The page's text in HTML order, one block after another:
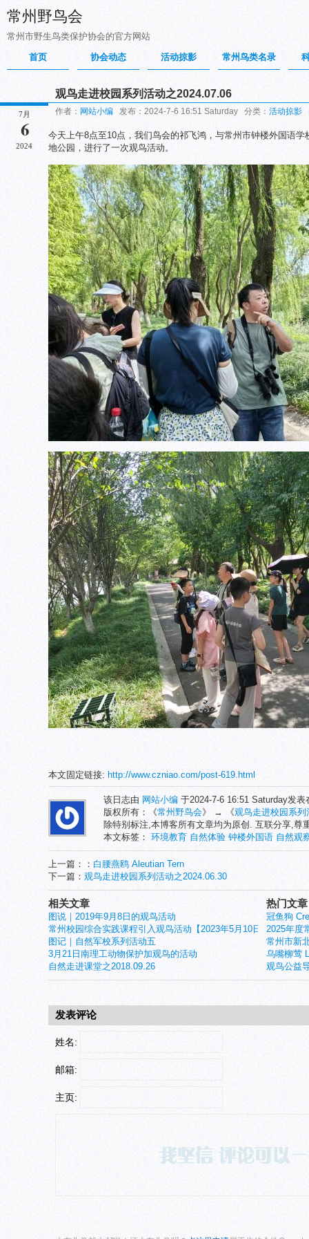
常州野鸟会
常州市野生鸟类保护协会的官方网站
首页
协会动态 活动掠影 常州鸟类名录
7月
6
2024
观鸟走进校园系列活动之2024.07.06
作者： 网站小编 发布：2024-7-6 16:51 Saturday 分类： 活动掠影
今天上午8点至10点，我们鸟会的祁飞鸿，与常州市钟楼外国语学
地公园，进行了一次观鸟活动。
本文固定链接: http://www.czniao.com/post-619.html
该日志由 网站小编 于2024-7-6 16:51 Saturday发
版权所有：《常州野鸟会》 → 《观鸟走进校园系
除特别标注,本博客所有文章均为原创. 互联分享,尊
本文标签： 环境教育 自然体验 钟楼外国语 自然观
上一篇：： 白腰燕鸥 Aleutian Tern
下一篇： 观鸟走进校园系列活动之2024.06.30
热门文章
冠鱼狗
2025年度
常州市新
乌嘴柳莺
观鸟公益
相关文章
图说｜2019年9月8日的观鸟活动
常州校园综合实践课程引入观鸟活动【2023年5月10日活动小记】
图记｜自然军校系列活动五
3月21日南理工动物保护加观鸟的活动
自然走进课堂之2018.09.26
发表评论
姓名:
邮箱:
主页: